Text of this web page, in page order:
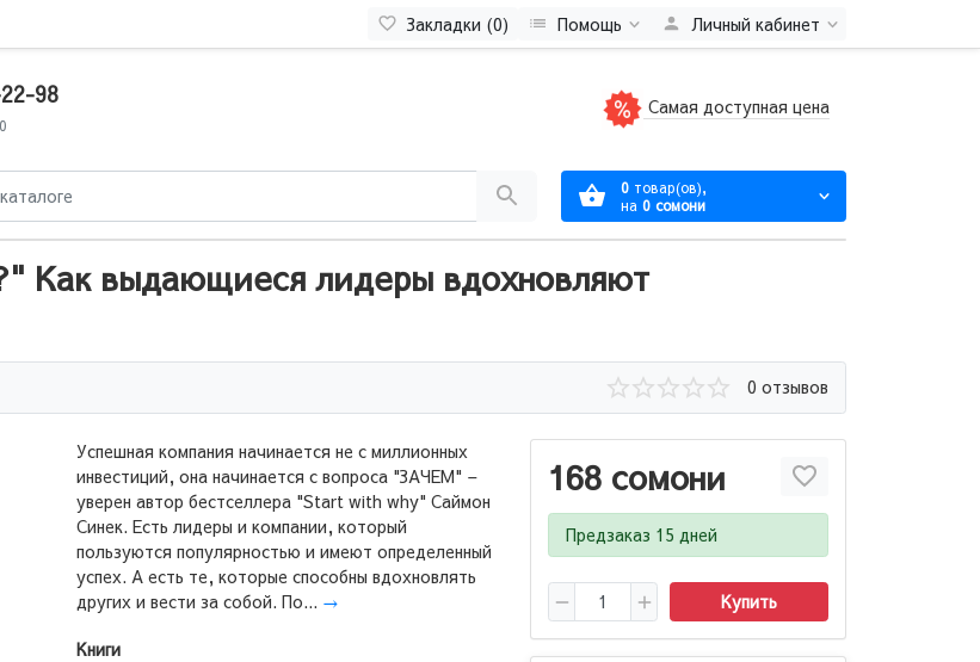
Закладки (0) Помощь Личный кабинет
98 Самая доступная цена
0 товар(ов),
на 0 сомони
Как выдающиеся лидеры вдохновляют
0 отзывов
168 сомони
Предзаказ 15 дней
Купить
Успешная компания начинается не с миллионных
инвестиций, она начинается с вопроса "ЗАЧЕМ" –
уверен автор бестселлера "Start with why" Саймон
Синек. Есть лидеры и компании, который
пользуются популярностью и имеют определенный
успех. А есть те, которые способны вдохновлять
других и вести за собой. По... →
Книги